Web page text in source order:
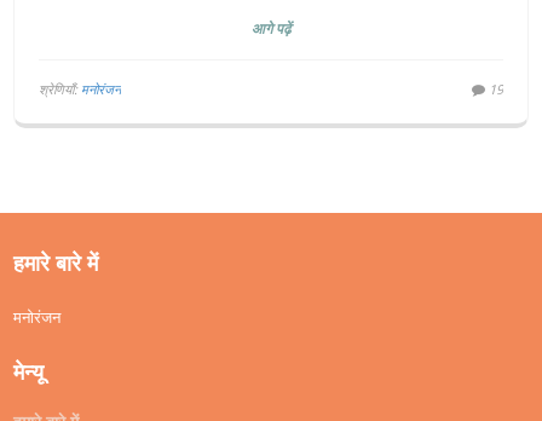
आगे पढ़ें
श्रेणियाँ: मनोरंजन 19
हमारे बारे में
मनोरंजन
मेन्यू